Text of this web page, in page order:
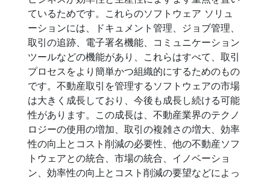
ているためです。これらのソフトウェア ソリュ
ーションには、ドキュメント管理、ジョブ管理、
取引の追跡、電子署名機能、コミュニケーション
ツールなどの機能があり、これらはすべて、取引
プロセスをより簡単かつ組織的にするためのもの
です。不動産取引を管理するソフトウェアの市場
は大きく成長しており、今後も成長し続ける可能
性があります。この成長は、不動産業界のテクノ
ロジーの使用の増加、取引の複雑さの増大、効率
性の向上とコスト削減の必要性、他の不動産ソフ
トウェアとの統合、市場の統合、イノベーショ
ン、効率性の向上とコスト削減の要望などによっ